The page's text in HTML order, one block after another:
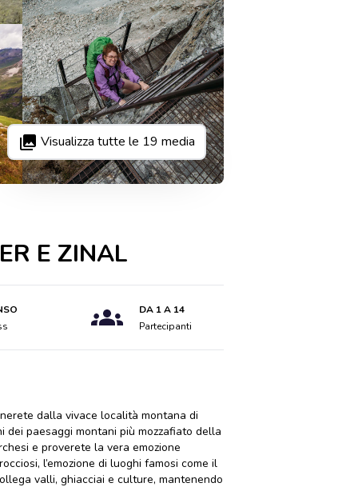
Visualizza tutte le 19 media
E ZINAL
DA 1 A 14
Partecipanti
dalla vivace località montana di
paesaggi montani più mozzafiato della
e proverete la vera emozione
l’emozione di luoghi famosi come il
valli, ghiacciai e culture, mantenendo